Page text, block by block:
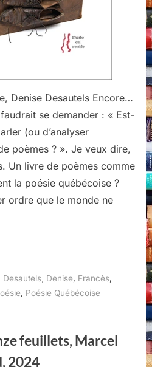
Denise Desautels Encore…
se demander : « Est-
(ou d’analyser
poèmes ? ». Je veux dire,
Un livre de poèmes comme
la poésie québécoise ?
ordre que le monde ne
Desautels, Denise Francès
Poésie Québécoise
feuillets, Marcel
2024